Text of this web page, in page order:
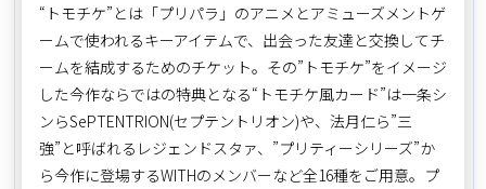
“トモチケ”とは「プリパラ」のアニメとアミューズメントゲ
ームで使われるキーアイテムで、出会った友達と交換してチ
ームを結成するためのチケット。その”トモチケ”をイメージ
した今作ならではの特典となる“トモチケ風カード”は一条シ
ンらSePTENTRION(セプテントリオン)や、法月仁ら”三
強”と呼ばれるレジェンドスタァ、”プリティーシリーズ”か
ら今作に登場するWITHのメンバーなど全16種をご用意。プ